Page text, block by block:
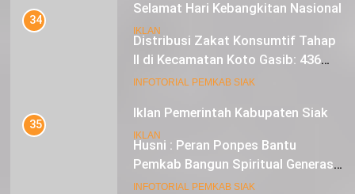
Selamat Hari Kebangkitan Nasional
IKLAN
Iklan Pemerintah Kabupaten Siak
IKLAN
34
Distribusi Zakat Konsumtif Tahap
II di Kecamatan Koto Gasib: 436
Mustahik Terima Bantuan
INFOTORIAL PEMKAB SIAK
35
Husni : Peran Ponpes Bantu
Pemkab Bangun Spiritual Generasi
Muda
INFOTORIAL PEMKAB SIAK